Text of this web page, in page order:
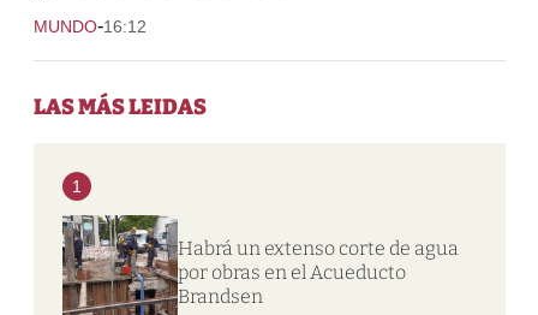
MUNDO-16:12
LAS MÁS LEIDAS
1
Habrá un extenso corte de agua
por obras en el Acueducto
Brandsen